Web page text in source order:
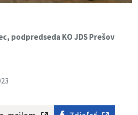
podpredseda KO JDS Prešov